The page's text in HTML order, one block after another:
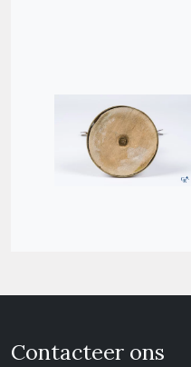
Contacteer ons